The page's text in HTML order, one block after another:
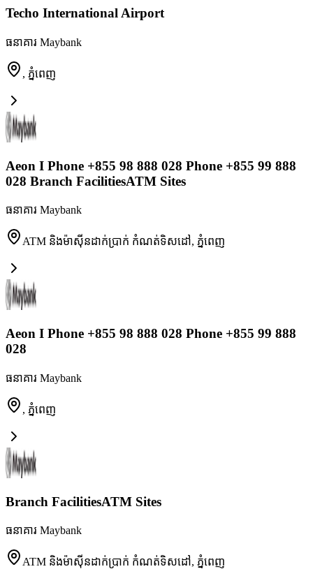
Techo International Airport
ធនាគារ Maybank
, ភ្នំពេញ
Aeon I Phone +855 98 888 028 Phone +855 99 888
028 Branch FacilitiesATM Sites
ធនាគារ Maybank
ATM និងម៉ាស៊ីនដាក់ប្រាក់ កំណត់ទិសដៅ, ភ្នំពេញ
Aeon I Phone +855 98 888 028 Phone +855 99 888
028
ធនាគារ Maybank
, ភ្នំពេញ
Branch FacilitiesATM Sites
ធនាគារ Maybank
ATM និងម៉ាស៊ីនដាក់ប្រាក់ កំណត់ទិសដៅ, ភ្នំពេញ